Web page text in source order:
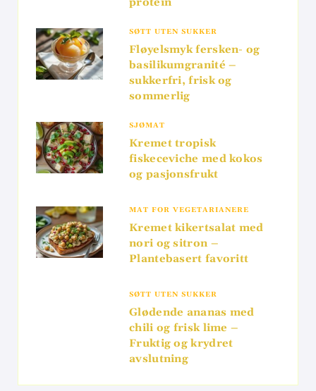
SØTT UTEN SUKKER
Fløyelsmyk fersken- og
basilikumgranité –
sukkerfri, frisk og
sommerlig
SJØMAT
Kremet tropisk
fiskeceviche med kokos
og pasjonsfrukt
MAT FOR VEGETARIANERE
Kremet kikertsalat med
nori og sitron –
Plantebasert favoritt
SØTT UTEN SUKKER
Glødende ananas med
chili og frisk lime –
Fruktig og krydret
avslutning